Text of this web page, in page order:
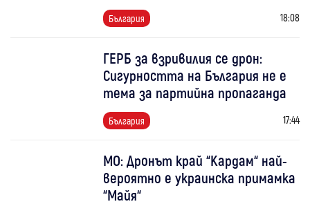
България 18:08
ГЕРБ за взривилия се дрон:
Сигурността на България не е
тема за партийна пропаганда
България 17:44
МО: Дронът край “Кардам“ най-
вероятно е украинска примамка
“Майя“